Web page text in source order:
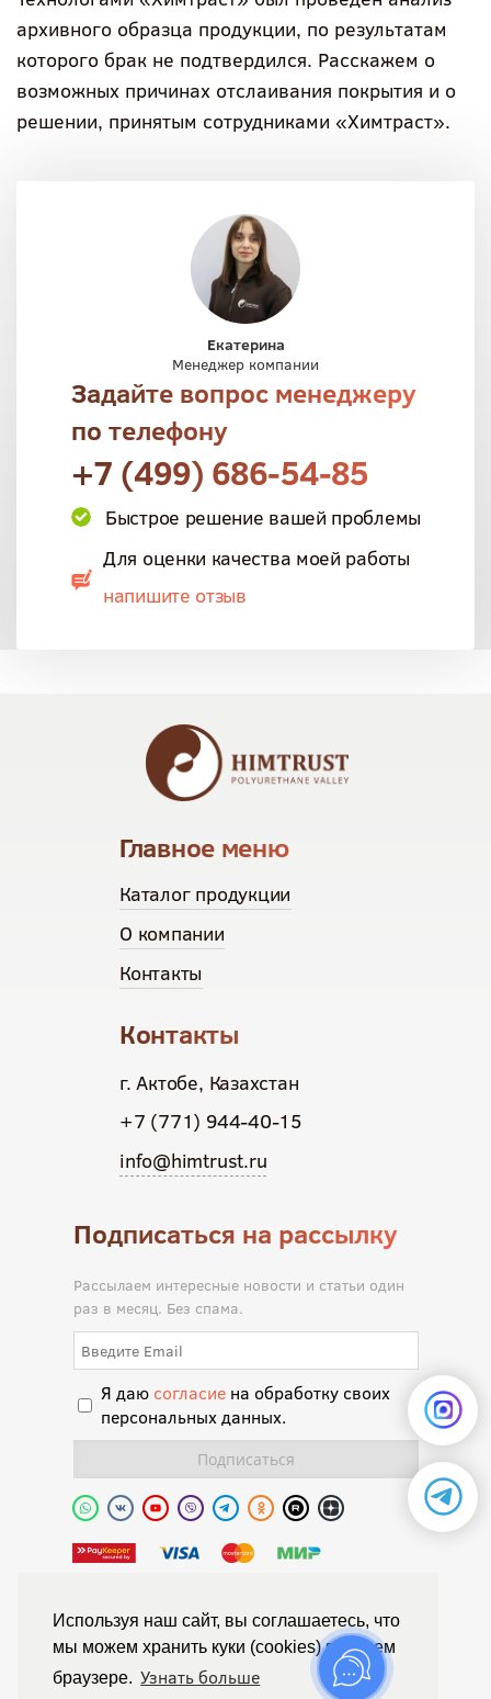
Используя наш сайт, вы соглашаетесь, что
мы можем хранить куки (cookies) в вашем
браузере. Узнать больше
архивного образца продукции, по результатам
которого брак не подтвердился. Расскажем о
возможных причинах отслаивания покрытия и о
решении, принятым сотрудниками «Химтраст».
Екатерина
Менеджер компании
Задайте вопрос менеджеру
по телефону
+7 (499) 686-54-85
Быстрое решение вашей проблемы
Для оценки качества моей работы
напишите отзыв
Главное меню
Каталог продукции
О компании
Контакты
Контакты
г. Актобе, Казахстан
+7 (771) 944-40-15
info@himtrust.ru
Подписаться на рассылку
Рассылаем интересные новости и статьи один
раз в месяц. Без спама.
Я даю согласиена обработку своих
персональных данных.
Полиуретановая долина.
© Химтраст,